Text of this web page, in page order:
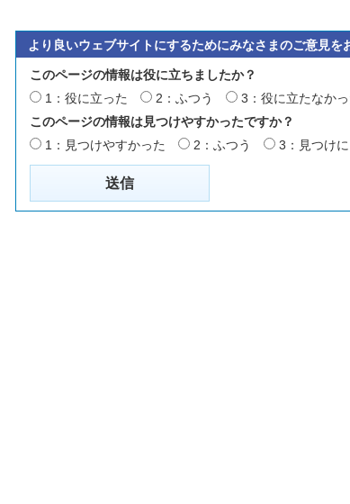
より良いウェブサイトにするためにみなさまのご意見を
このページの情報は役に立ちましたか？
1：役に立った
2：ふつう
3：役に立たなかっ
このページの情報は見つけやすかったですか？
1：見つけやすかった
2：ふつう 3：見つけ